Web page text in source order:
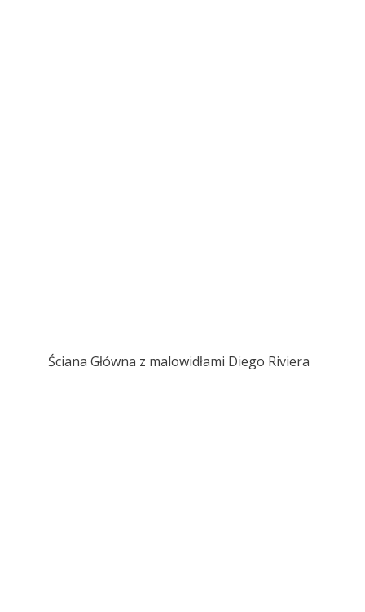
Ściana Główna z malowidłami Diego Riviera